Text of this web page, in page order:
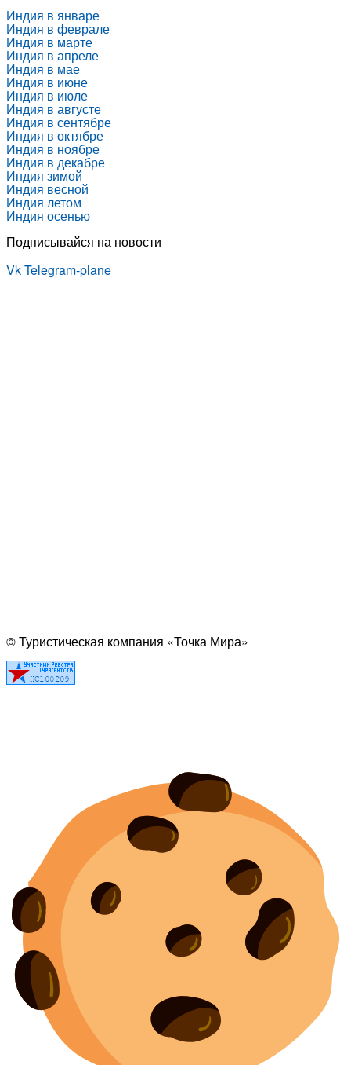
Индия в январе
Индия в феврале
Индия в марте
Индия в апреле
Индия в мае
Индия в июне
Индия в июле
Индия в августе
Индия в сентябре
Индия в октябре
Индия в ноябре
Индия в декабре
Индия зимой
Индия весной
Индия летом
Индия осенью
Подписывайся на новости
VkTelegram-plane
© Туристическая компания «Точка Мира»